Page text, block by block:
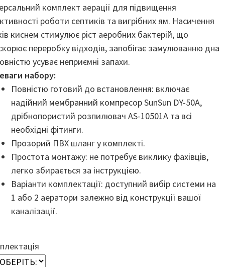
цін:
від
3825,00₴
до
4684,00₴
комплект аерації для підвищення
роботи септиків та вигрібних ям. Насичення
киснем стимулює ріст аеробних бактерій, що
переробку відходів, запобігає замулюванню дна
усуває неприємні запахи.
набору:
Повністю готовий до встановлення: включає
надійний мембранний компресор SunSun DY-50А,
дрібнопористий розпилювач AS-10501A та всі
необхідні фітинги.
Прозорий ПВХ шланг у комплекті.
Простота монтажу: не потребує виклику фахівців,
легко збирається за інструкцією.
Варіанти комплектації: доступний вибір системи на
1 або 2 аератори залежно від конструкції вашої
каналізації.